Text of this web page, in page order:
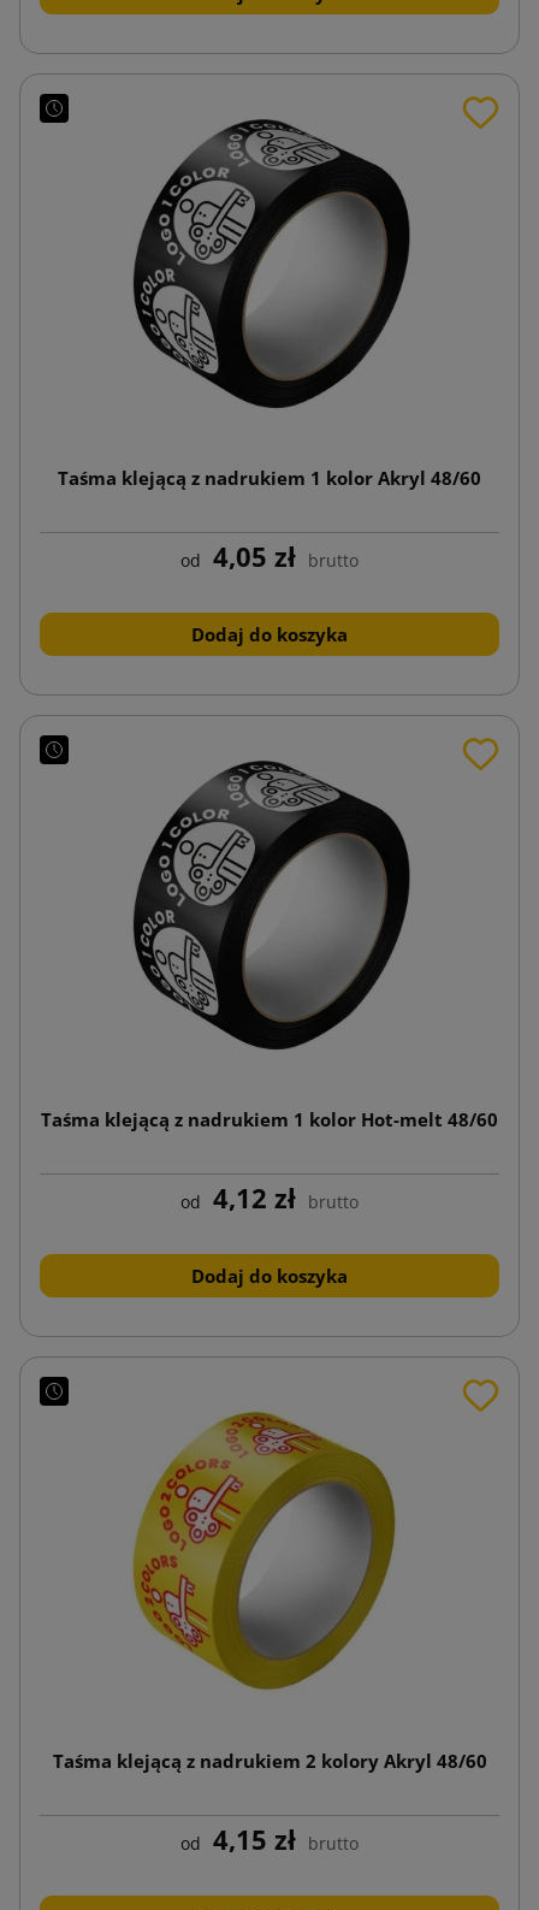
Taśma klejącą z nadrukiem 1 kolor Akryl 48/60
od 4,05 zł brutto
Dodaj do koszyka
Taśma klejącą z nadrukiem 1 kolor Hot-melt 48/60
od 4,12 zł brutto
Dodaj do koszyka
Taśma klejącą z nadrukiem 2 kolory Akryl 48/60
od 4,15 zł brutto